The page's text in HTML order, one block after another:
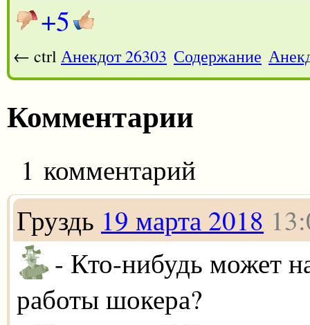
+5
← ctrl Анекдот 26303 Содержание
Комментарии
1 комментарий
Груздь 19 марта 2018
- Кто-нибудь может
работы шокера?